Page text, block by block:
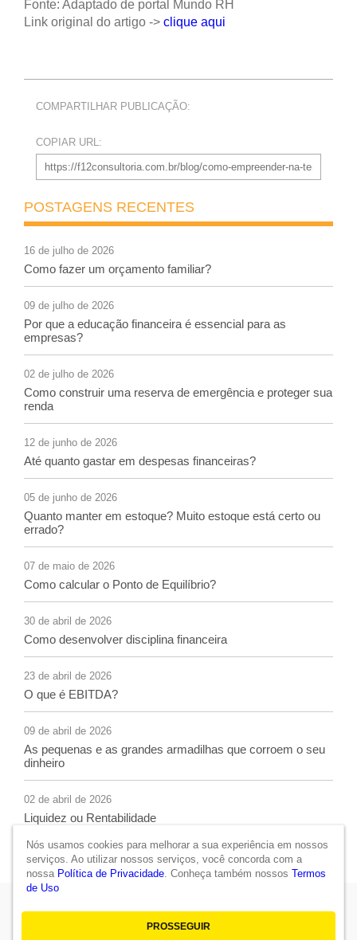
Fonte: Adaptado de portal Mundo RH
Link original do artigo -> clique aqui
COMPARTILHAR PUBLICAÇÃO:
COPIAR URL:
POSTAGENS RECENTES
16 de julho de 2026
Como fazer um orçamento familiar?
09 de julho de 2026
Por que a educação financeira é essencial para as
empresas?
02 de julho de 2026
Como construir uma reserva de emergência e proteger sua
renda
12 de junho de 2026
Até quanto gastar em despesas financeiras?
05 de junho de 2026
Quanto manter em estoque? Muito estoque está certo ou
errado?
07 de maio de 2026
Como calcular o Ponto de Equilíbrio?
30 de abril de 2026
Como desenvolver disciplina financeira
23 de abril de 2026
O que é EBITDA?
09 de abril de 2026
As pequenas e as grandes armadilhas que corroem o seu
dinheiro
02 de abril de 2026
Liquidez ou Rentabilidade
Nós usamos cookies para melhorar a sua experiência em nossos
serviços. Ao utilizar nossos serviços, você concorda com a
nossa Política de Privacidade. Conheça também nossos Termos
de Uso
PROSSEGUIR